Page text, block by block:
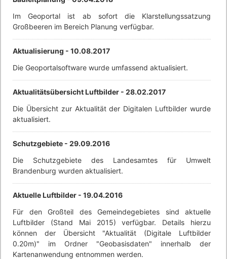
Im Geoportal ist ab sofort die Klarstellungssatzung
Großbeeren im Bereich Planung verfügbar.
Aktualisierung - 10.08.2017
Die Geoportalsoftware wurde umfassend aktualisiert.
Aktualitätsübersicht Luftbilder - 28.02.2017
Die Übersicht zur Aktualität der Digitalen Luftbilder wurde
aktualisiert.
Schutzgebiete - 29.09.2016
Die Schutzgebiete des Landesamtes für Umwelt
Brandenburg wurden aktualisiert.
Aktuelle Luftbilder - 19.04.2016
Für den Großteil des Gemeindegebietes sind aktuelle
Luftbilder (Stand Mai 2015) verfügbar. Details hierzu
können der Übersicht "Aktualität (Digitale Luftbilder
0.20m)" im Ordner "Geobasisdaten" innerhalb der
Kartenanwendung entnommen werden.